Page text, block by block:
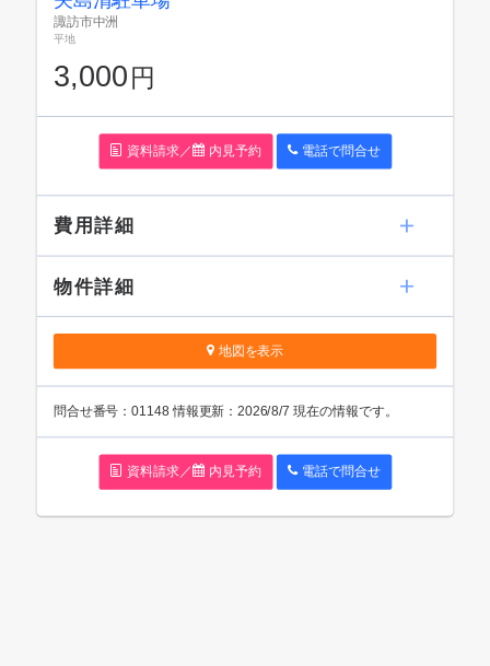
諏訪市中洲
平地
3,000円
資料請求／ 内見予約 電話で問合せ
費用詳細
物件詳細
地図を表示
問合せ番号：01148 情報更新：2026/8/7 現在の情報です。
資料請求／ 内見予約 電話で問合せ